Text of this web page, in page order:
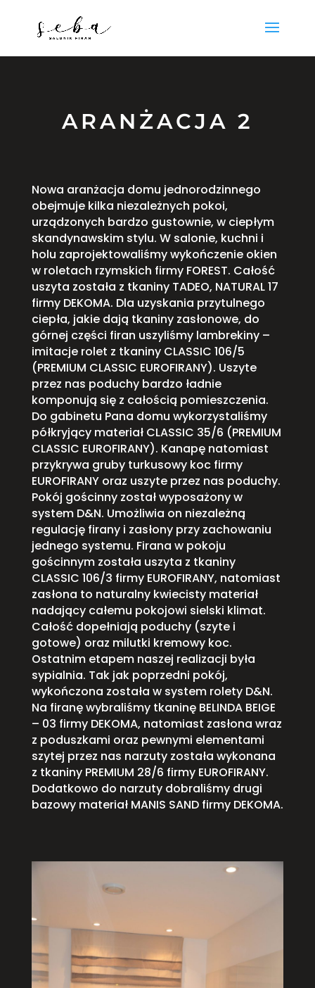
ARANŻACJA 2
Nowa aranżacja domu jednorodzinnego
obejmuje kilka niezależnych pokoi,
urządzonych bardzo gustownie, w ciepłym
skandynawskim stylu. W salonie, kuchni i
holu zaprojektowaliśmy wykończenie okien
w roletach rzymskich firmy FOREST. Całość
uszyta została z tkaniny TADEO, NATURAL 17
firmy DEKOMA. Dla uzyskania przytulnego
ciepła, jakie dają tkaniny zasłonowe, do
górnej części firan uszyliśmy lambrekiny –
imitacje rolet z tkaniny CLASSIC 106/5
(PREMIUM CLASSIC EUROFIRANY). Uszyte
przez nas poduchy bardzo ładnie
komponują się z całością pomieszczenia.
Do gabinetu Pana domu wykorzystaliśmy
półkryjący materiał CLASSIC 35/6 (PREMIUM
CLASSIC EUROFIRANY). Kanapę natomiast
przykrywa gruby turkusowy koc firmy
EUROFIRANY oraz uszyte przez nas poduchy.
Pokój gościnny został wyposażony w
system D&N. Umożliwia on niezależną
regulację firany i zasłony przy zachowaniu
jednego systemu. Firana w pokoju
gościnnym została uszyta z tkaniny
CLASSIC 106/3 firmy EUROFIRANY, natomiast
zasłona to naturalny kwiecisty materiał
nadający całemu pokojowi sielski klimat.
Całość dopełniają poduchy (szyte i
gotowe) oraz milutki kremowy koc.
Ostatnim etapem naszej realizacji była
sypialnia. Tak jak poprzedni pokój,
wykończona została w system rolety D&N.
Na firanę wybraliśmy tkaninę BELINDA BEIGE
– 03 firmy DEKOMA, natomiast zasłona wraz
z poduszkami oraz pewnymi elementami
szytej przez nas narzuty została wykonana
z tkaniny PREMIUM 28/6 firmy EUROFIRANY.
Dodatkowo do narzuty dobraliśmy drugi
bazowy materiał MANIS SAND firmy DEKOMA.